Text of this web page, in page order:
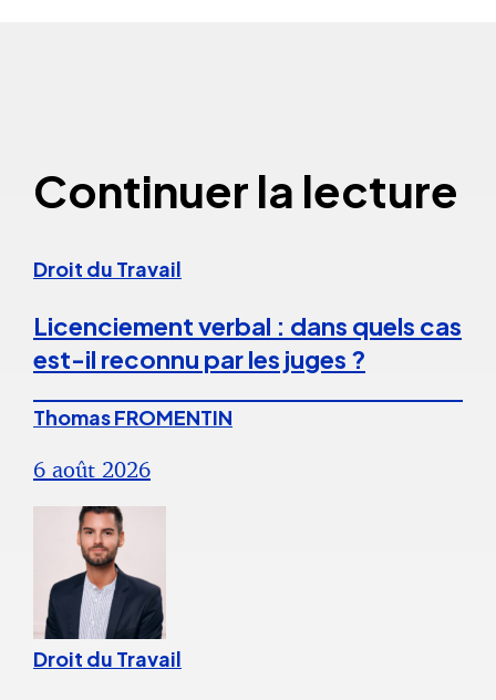
Continuer la lecture
Droit du Travail
Licenciement verbal : dans quels cas
est-il reconnu par les juges ?
Thomas FROMENTIN
6 août 2026
Droit du Travail